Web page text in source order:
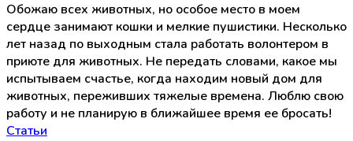
Обожаю всех животных, но особое место в моем
сердце занимают кошки и мелкие пушистики. Несколько
лет назад по выходным стала работать волонтером в
приюте для животных. Не передать словами, какое мы
испытываем счастье, когда находим новый дом для
животных, переживших тяжелые времена. Люблю свою
работу и не планирую в ближайшее время ее бросать!
Статьи